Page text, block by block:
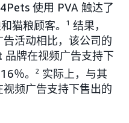
使用 PVA 触达了
猫粮顾客。
1 结果，
活动相比，该公司的
品牌在视频广告支持下
％。
2 实际上，与其
频广告支持下售出的